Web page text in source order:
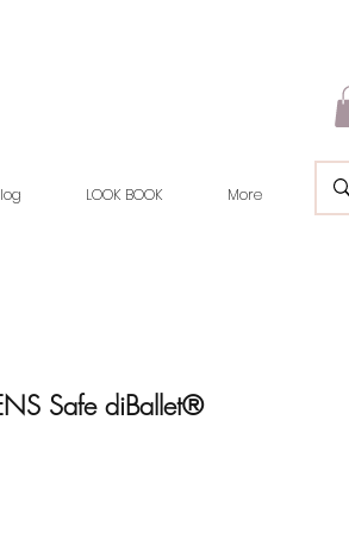
LOOK BOOK More
Safe diBallet®